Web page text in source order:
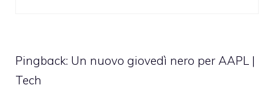
Pingback: Un nuovo giovedì nero per AAPL |
Tech